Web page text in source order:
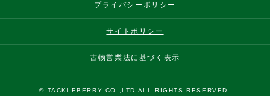
プライバシーポリシー
サイトポリシー
古物営業法に基づく表示
© TACKLEBERRY CO.,LTD ALL RIGHTS RESERVED.